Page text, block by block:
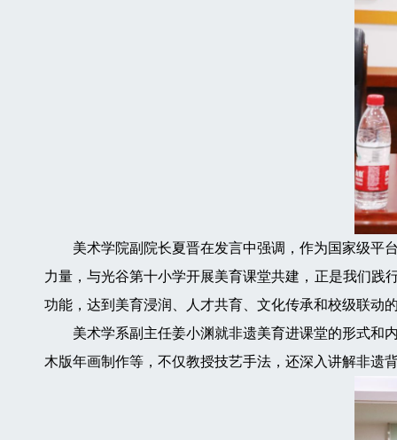
美术学院副院长夏晋在发言中强调，作为国家级平台
力量，与光谷第十小学开展美育课堂共建，正是我们践
功能，达到美育浸润、人才共育、文化传承和校级联动
美术学系副主任姜小渊就非遗美育进课堂的形式和内
木版年画制作等，不仅教授技艺手法，还深入讲解非遗